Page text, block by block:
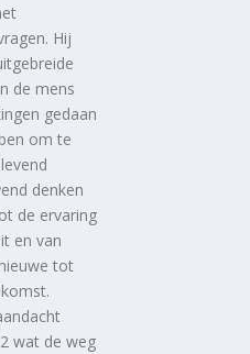
Hij
de mens
gedaan
om te
denken
de ervaring
en van
tot
wat de weg